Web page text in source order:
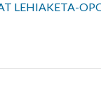
LEHIAKETA-